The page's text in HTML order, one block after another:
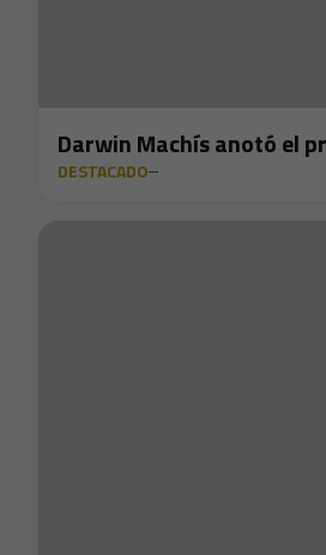
Darwin Machís anotó el
DESTACADO